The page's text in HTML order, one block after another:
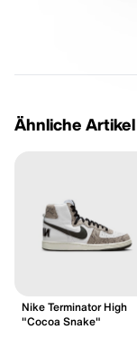
Ähnliche Artikel
Nike Terminator High
"Cocoa Snake"